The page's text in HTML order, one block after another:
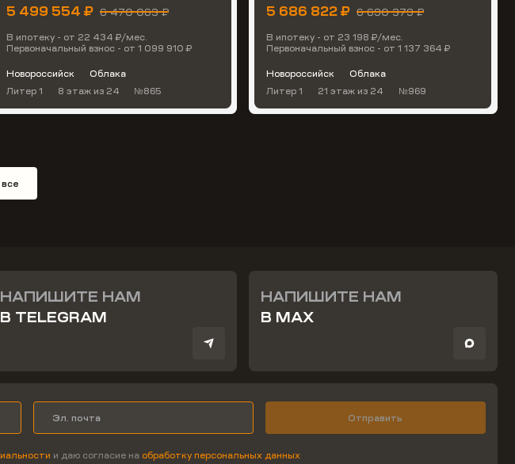
5 499 554 ₽ 6 470 063 ₽
В ипотеку - от 22 434 ₽/мес.
Первоначальный взнос - от 1 099 910 ₽
Новороссийск
Облака
Литер 1
8 этаж из 24 №865
5 686 822 ₽ 6 690 379 ₽
В ипотеку - от 23 198 ₽/мес.
Первоначальный взнос - от 1 137 364 ₽
Новороссийск
Облака
Литер 1
21 этаж из 24 №969
НАПИШИТЕ НАМ
В TELEGRAM
НАПИШИТЕ НАМ
В MAX
Отправить
и даю согласие на обработку персональных данных